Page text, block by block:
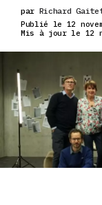
par Richard
Publié le 12
Mis à jour le 12